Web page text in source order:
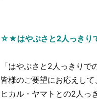
☆★はやぶさと2人っき
「はやぶさと2人っきり
皆様のご要望にお応えし
ヒカル・ヤマトとの2人っ